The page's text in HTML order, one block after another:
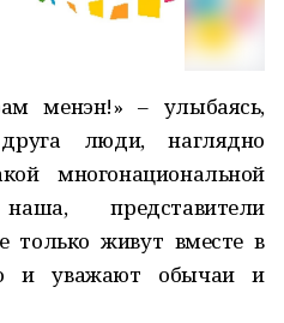
менэн!» – улыбаясь,
люди, наглядно
многонациональной
представители
только живут вместе в
и уважают обычаи и